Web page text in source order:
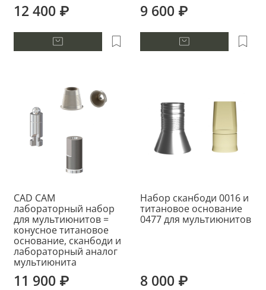
12 400 ₽ 9 600 ₽
CAD CAM
лабораторный набор
для мультиюнитов =
конусное титановое
основание, сканбоди и
лабораторный аналог
мультиюнита
11 900 ₽
Набор сканбоди 0016 и
титановое основание
0477 для мультиюнитов
8 000 ₽